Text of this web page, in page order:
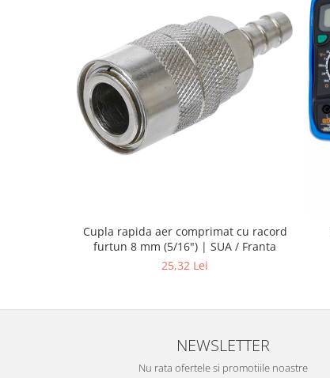
Cupla rapida aer comprimat cu racord
furtun 8 mm (5/16") | SUA / Franta
25,32 Lei
NEWSLETTER
Nu rata ofertele si promotiile noastre